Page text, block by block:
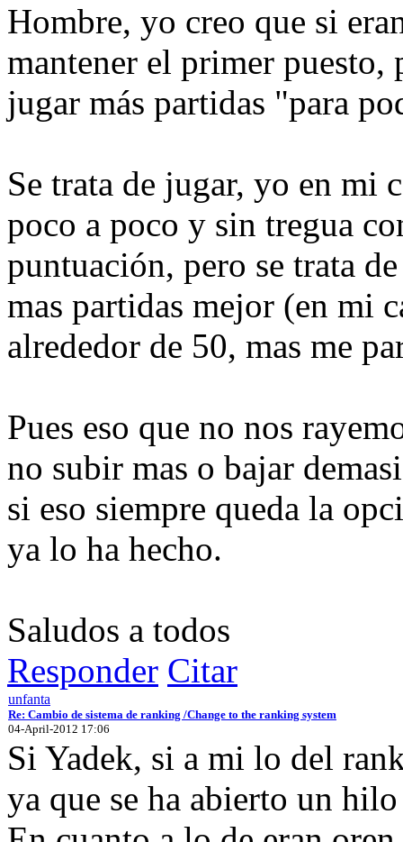
Hombre, yo creo que si
mantener el primer puesto,
jugar más partidas "para
Se trata de jugar, yo en mi
poco a poco y sin tregua
puntuación, pero se trata
mas partidas mejor (en mi
alrededor de 50, mas me
Pues eso que no nos
no subir mas o bajar
si eso siempre queda la
ya lo ha hecho.
Saludos a todos
Responder Citar
unfanta
Re: Cambio de sistema de ranking /Change to the ranking system
04-April-2012 17:06
Si Yadek, si a mi lo del
ya que se ha abierto un